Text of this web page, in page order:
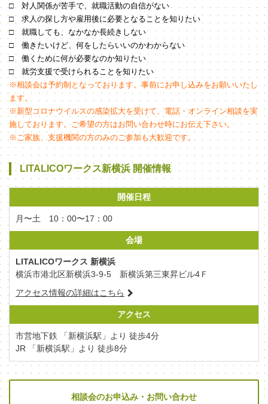
□ 対人関係が苦手で、就職活動の自信がない
□ 求人の探し方や雇用後に必要となることを知りたい
□ 就職しても、なかなか長続きしない
□ 働きたいけど、何をしたらいいのかわからない
□ 働くために何が必要なのか知りたい
□ 就労支援で受けられることを知りたい
※相談会は予約制となっております。事前にお申し込みをお願いいたし
ます。
※新型コロナウイルスの感染拡大を受けて、電話・オンライン相談を実
施しております。ご希望の方はお問い合わせ時にお伝え下さい。
※ご家族、支援機関の方のみのご参加も大歓迎です。
LITALICOワークス新横浜 開催情報
開催日程
月〜土 10：00〜17：00
会場
LITALICOワークス 新横浜
横浜市港北区新横浜3-9-5 新横浜第三東昇ビル4Ｆ
アクセス情報の詳細はこちら
アクセス
市営地下鉄 「新横浜駅」より 徒歩4分
JR 「新横浜駅」より 徒歩8分
相談会のお申込み・お問い合わせ